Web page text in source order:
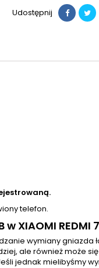
Udostępnij
telefon.
XIAOMI REDMI
wymiany gniazda
ale również może
jednak mielibyśmy